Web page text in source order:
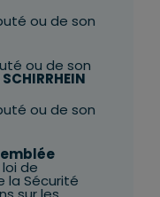
ou de son
ou de son
ou de son
de
la Sécurité